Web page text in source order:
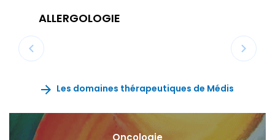
ALLERGOLOGIE
Les domaines thérapeutiques de Médis
Oncologie